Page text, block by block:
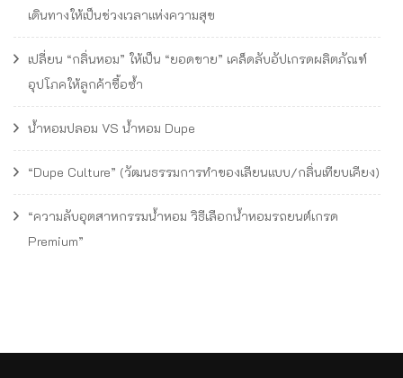
เดินทางให้เป็นช่วงเวลาแห่งความสุข
เปลี่ยน “กลิ่นหอม” ให้เป็น “ยอดขาย” เคล็ดลับอัปเกรดผลิตภัณฑ์
อุปโภคให้ลูกค้าซื้อซ้ำ
น้ำหอมปลอม VS น้ำหอม Dupe
“Dupe Culture” (วัฒนธรรมการทำของเลียนแบบ/กลิ่นเทียบเคียง)
“ความลับอุตสาหกรรมน้ำหอม วิธีเลือกน้ำหอมรถยนต์เกรด
Premium”